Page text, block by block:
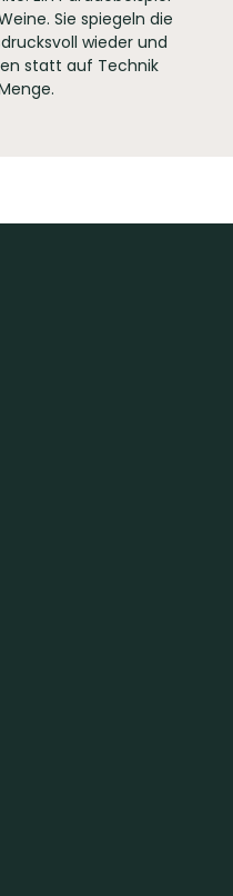
Sie spiegeln die
wieder und
statt auf Technik